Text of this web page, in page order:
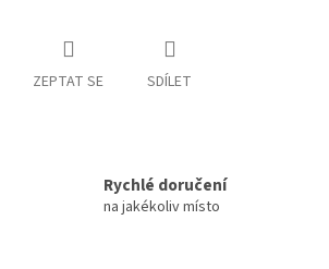
ZEPTAT SE SDÍLET
Rychlé doručení
na jakékoliv místo